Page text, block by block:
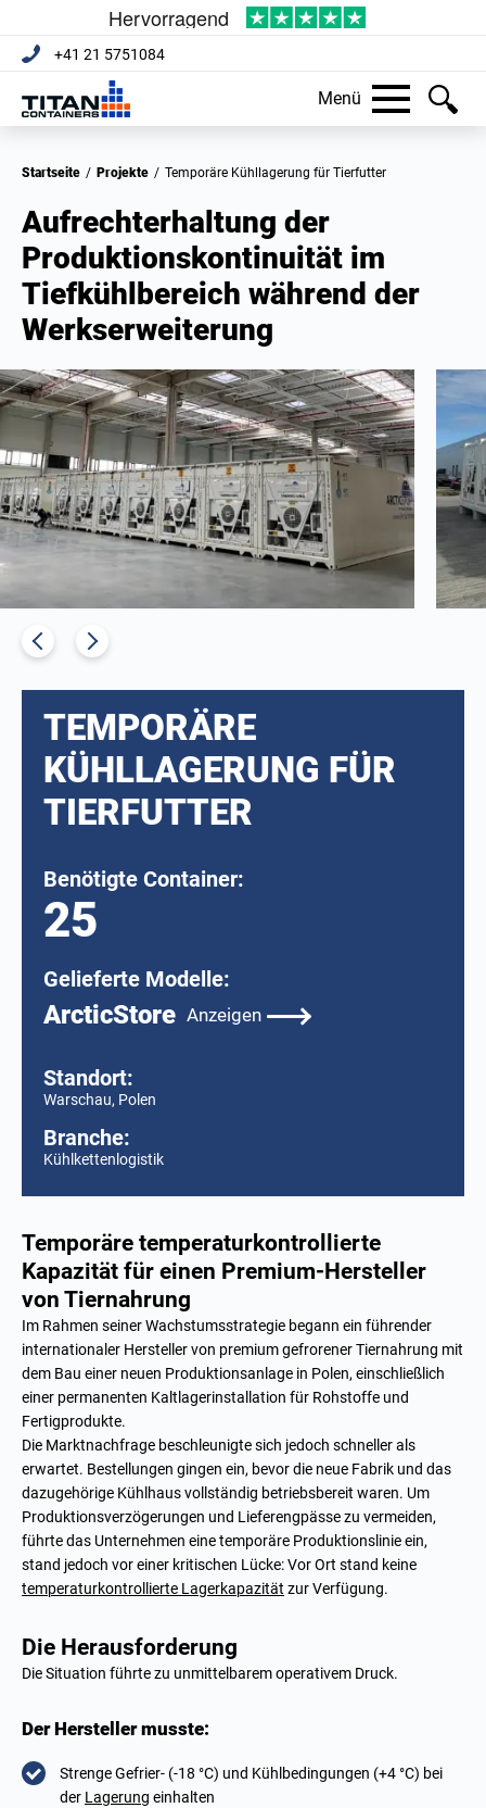
+41 21 5751084
Menü
Startseite / Projekte / Temporäre Kühllagerung für Tierfutter
Aufrechterhaltung der
Produktionskontinuität im
Tiefkühlbereich während der
Werkserweiterung
TEMPORÄRE
KÜHLLAGERUNG FÜR
TIERFUTTER
Benötigte Container:
25
Gelieferte Modelle:
ArcticStore Anzeigen
Standort:
Warschau, Polen
Branche:
Kühlkettenlogistik
Temporäre temperaturkontrollierte
Kapazität für einen Premium-Hersteller
von Tiernahrung
Im Rahmen seiner Wachstumsstrategie begann ein führender
internationaler Hersteller von premium gefrorener Tiernahrung mit
dem Bau einer neuen Produktionsanlage in Polen, einschließlich
einer permanenten Kaltlagerinstallation für Rohstoffe und
Fertigprodukte.
Die Marktnachfrage beschleunigte sich jedoch schneller als
erwartet. Bestellungen gingen ein, bevor die neue Fabrik und das
dazugehörige Kühlhaus vollständig betriebsbereit waren. Um
Produktionsverzögerungen und Lieferengpässe zu vermeiden,
führte das Unternehmen eine temporäre Produktionslinie ein,
stand jedoch vor einer kritischen Lücke: Vor Ort stand keine
temperaturkontrollierte Lagerkapazität zur Verfügung.
Die Herausforderung
Die Situation führte zu unmittelbarem operativem Druck.
Der Hersteller musste:
Strenge Gefrier- (-18 °C) und Kühlbedingungen (+4 °C) bei
der Lagerung einhalten